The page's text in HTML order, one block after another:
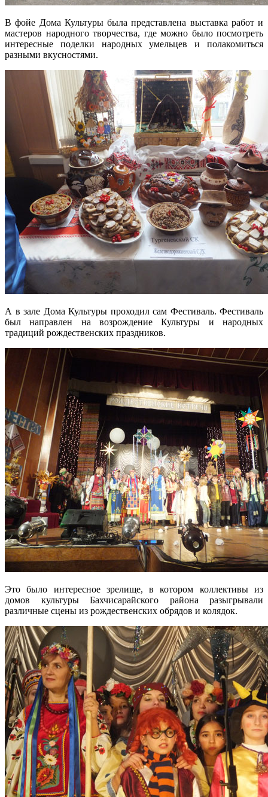
В фойе Дома Культуры была представлена выставка работ и
мастеров народного творчества, где можно было посмотреть
интересные поделки народных умельцев и полакомиться
разными вкусностями.
А в зале Дома Культуры проходил сам Фестиваль. Фестиваль
был направлен на возрождение Культуры и народных
традиций рождественских праздников.
Это было интересное зрелище, в котором коллективы из
домов культуры Бахчисарайского района разыгрывали
различные сцены из рождественских обрядов и колядок.